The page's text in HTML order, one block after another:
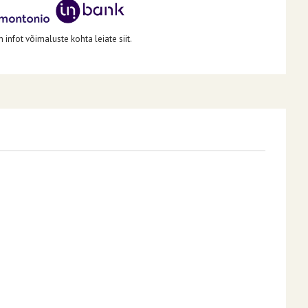
infot võimaluste kohta leiate siit.